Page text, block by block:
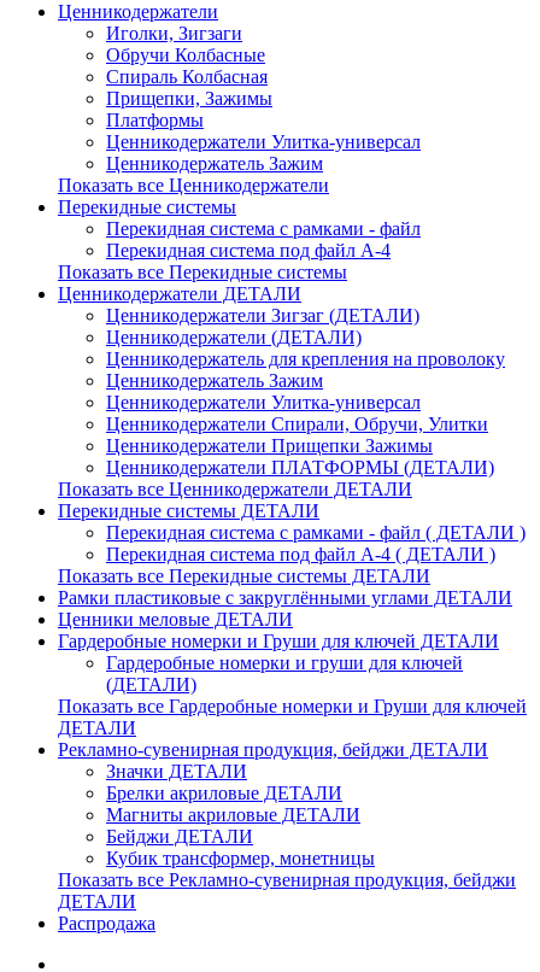
Ценникодержатели
Иголки, Зигзаги
Обручи Колбасные
Cпираль Колбасная
Прищепки, Зажимы
Платформы
Ценникодержатели Улитка-универсал
Ценникодержатель Зажим
Показать все Ценникодержатели
Перекидные системы
Перекидная система с рамками - файл
Перекидная система под файл А-4
Показать все Перекидные системы
Ценникодержатели ДЕТАЛИ
Ценникодержатели Зигзаг (ДЕТАЛИ)
Ценникодержатели (ДЕТАЛИ)
Ценникодержатель для крепления на проволоку
Ценникодержатель Зажим
Ценникодержатели Улитка-универсал
Ценникодержатели Спирали, Обручи, Улитки
Ценникодержатели Прищепки Зажимы
Ценникодержатели ПЛАТФОРМЫ (ДЕТАЛИ)
Показать все Ценникодержатели ДЕТАЛИ
Перекидные системы ДЕТАЛИ
Перекидная система с рамками - файл ( ДЕТАЛИ )
Перекидная система под файл А-4 ( ДЕТАЛИ )
Показать все Перекидные системы ДЕТАЛИ
Рамки пластиковые c закруглёнными углами ДЕТАЛИ
Ценники меловые ДЕТАЛИ
Гардеробные номерки и Груши для ключей ДЕТАЛИ
Гардеробные номерки и груши для ключей
(ДЕТАЛИ)
Показать все Гардеробные номерки и Груши для ключей
ДЕТАЛИ
Рекламно-сувенирная продукция, бейджи ДЕТАЛИ
Значки ДЕТАЛИ
Брелки акриловые ДЕТАЛИ
Магниты акриловые ДЕТАЛИ
Бейджи ДЕТАЛИ
Кубик трансформер, монетницы
Показать все Рекламно-сувенирная продукция, бейджи
ДЕТАЛИ
Распродажа